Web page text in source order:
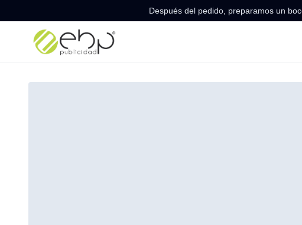
Después del pedido, preparamos un